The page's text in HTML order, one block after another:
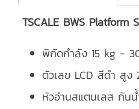
TSCALE BWS Platform
พิกัดกำลัง 15 kg -
ตัวเลข LCD สีดำ สูง
หัวอ่านสแตนเลส กันน้